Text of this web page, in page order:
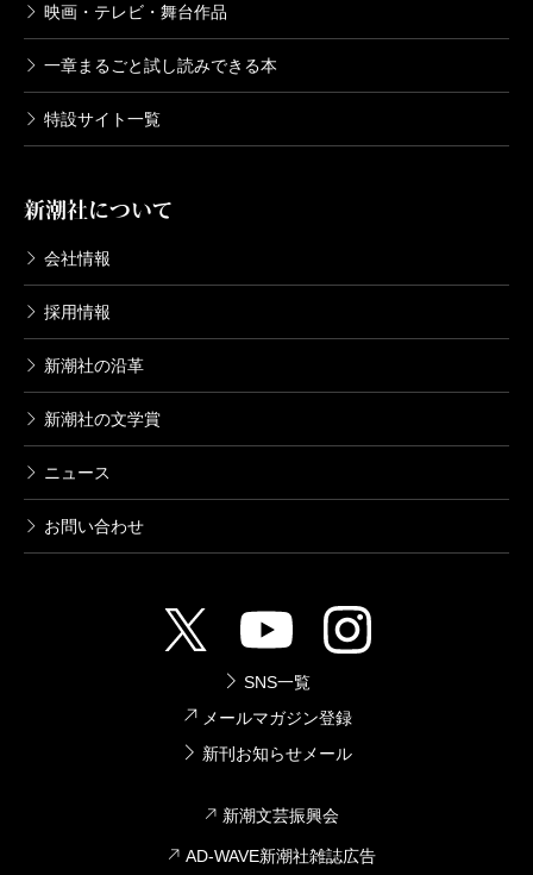
映画・テレビ・舞台作品
一章まるごと試し読みできる本
特設サイト一覧
新潮社について
会社情報
採用情報
新潮社の沿革
新潮社の文学賞
ニュース
お問い合わせ
SNS一覧
メールマガジン登録
新刊お知らせメール
新潮文芸振興会
AD-WAVE新潮社雑誌広告